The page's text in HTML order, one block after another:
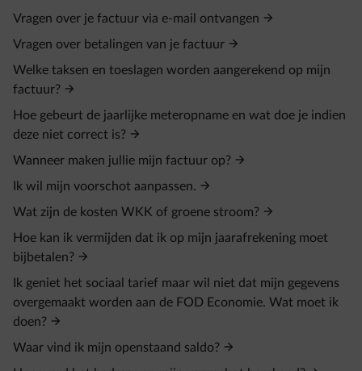
Vragen over je factuur via e-mail ontvangen
Vragen over betalingen van je factuur
Welke taksen en toeslagen worden aangerekend op mijn
factuur?
Hoe gebeurt de jaarlijke meteropname en wat doe je indien
deze niet correct is?
Wanneer maken jullie mijn factuur op?
Ik wil mijn voorschot aanpassen.
Wat zijn de kosten WKK of groene stroom?
Hoe kan ik vermijden dat ik op mijn jaarafrekening moet
bijbetalen?
Ik geniet het sociaal tarief maar wil niet dat mijn gegevens
overgemaakt worden aan de FOD Economie. Wat moet ik
doen?
Waar vind ik mijn openstaand saldo?